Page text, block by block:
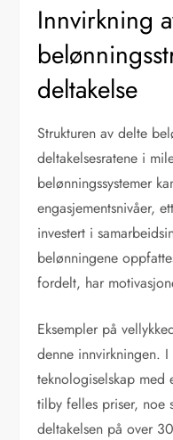
Innvirkning
deltakelse
Strukturen av delte
deltakelsesratene i
belønningssystemer
engasjementsnivåer,
investert i
belønningene
fordelt, har
Eksempler på
denne innvirkningen.
teknologiselskap
tilby felles priser, noe
deltakelsen på over